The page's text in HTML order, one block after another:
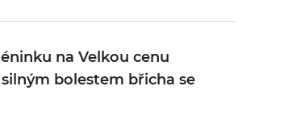
na Velkou cenu
bolestem břicha se